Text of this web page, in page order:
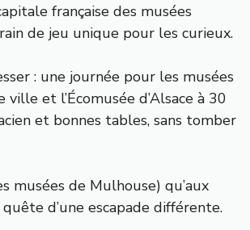
française des musées
de jeu unique pour les curieux.
: une journée pour les musées
et l’Écomusée d’Alsace à 30
et bonnes tables, sans tomber
musées de Mulhouse) qu’aux
d’une escapade différente.